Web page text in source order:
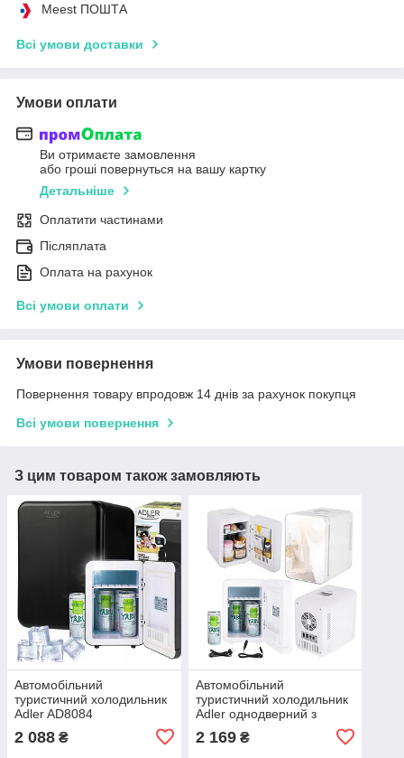
Meest ПОШТА
Всі умови доставки
Умови оплати
Ви отримаєте замовлення
або гроші повернуться на вашу картку
Детальніше
Оплатити частинами
Післяплата
Оплата на рахунок
Всі умови оплати
Умови повернення
Повернення товару впродовж 14 днів за рахунок покупця
Всі умови повернення
З цим товаром також замовляють
Автомобільний
туристичний холодильник
Adler AD8084
2 088 ₴
Автомобільний
туристичний холодильник
Adler однодверний з
2 169₴